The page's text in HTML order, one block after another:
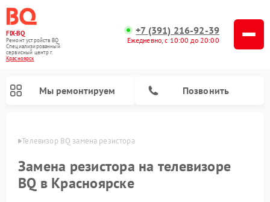
FIX-BQ
Ремонт устройств BQ
Специализированный
cервисный центр г.
Красноярск
+7 (391) 216-92-39
Ежедневно, с 10:00 до 20:00
Мы ремонтируем Позвонить
Телевизор BQ замена резистора
Замена резистора на телевизоре
BQ в Красноярске